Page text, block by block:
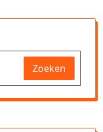
Zoeken